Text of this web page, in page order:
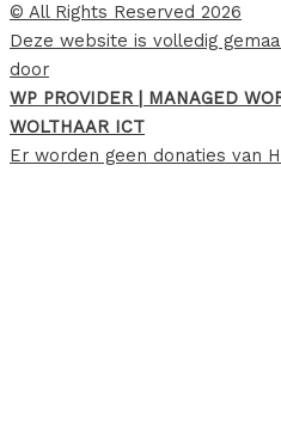
© All Rights Reserved 2026
Deze website is volledig
door
WP PROVIDER | MANAGED
WOLTHAAR ICT
Er worden geen donaties van